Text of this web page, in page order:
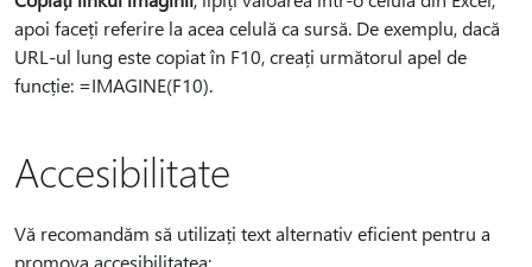
apoi faceți referire la acea celulă ca sursă. De exemplu, dacă
URL-ul lung este copiat în F10, creați următorul apel de
funcție: =IMAGINE(F10).
Accesibilitate
Vă recomandăm să utilizați text alternativ eficient pentru a
promova accesibilitatea: